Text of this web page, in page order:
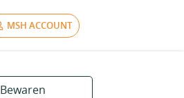
MSH ACCOUNT
Bewaren